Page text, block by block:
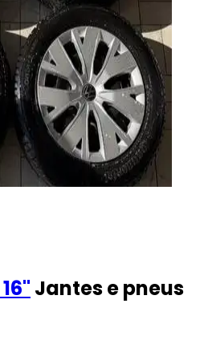
16" Jantes e pneus